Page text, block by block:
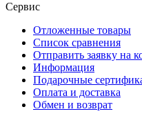
Сервис
Отложенные товары
Список сравнения
Отправить заявку на
Информация
Подарочные
Оплата и доставка
Обмен и возврат